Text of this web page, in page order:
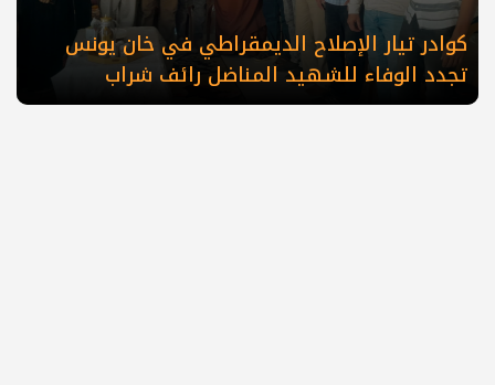
كوادر تيار الإصلاح الديمقراطي في خان يونس
تجدد الوفاء للشهيد المناضل رائف شراب